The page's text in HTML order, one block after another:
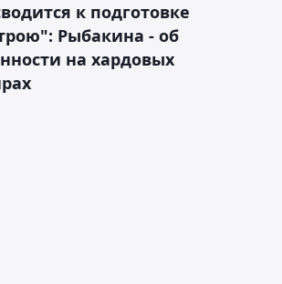
к подготовке
Рыбакина - об
на хардовых